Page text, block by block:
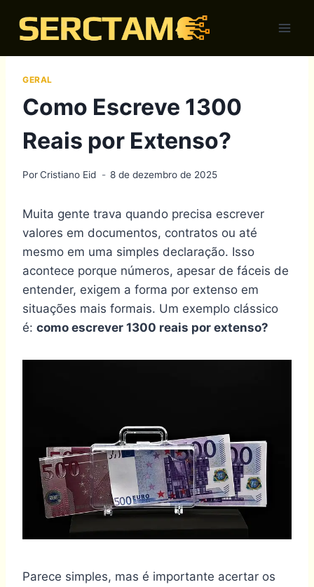
GERAL
Como Escreve 1300
Reais por Extenso?
PorCristiano Eid 8 de dezembro de 2025
Muita gente trava quando precisa escrever
valores em documentos, contratos ou até
mesmo em uma simples declaração. Isso
acontece porque números, apesar de fáceis de
entender, exigem a forma por extenso em
situações mais formais. Um exemplo clássico
é: como escrever 1300 reais por extenso?
Parece simples, mas é importante acertar os